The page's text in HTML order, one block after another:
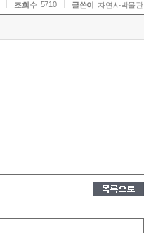
조회수 5710 글쓴이 자연사박물관